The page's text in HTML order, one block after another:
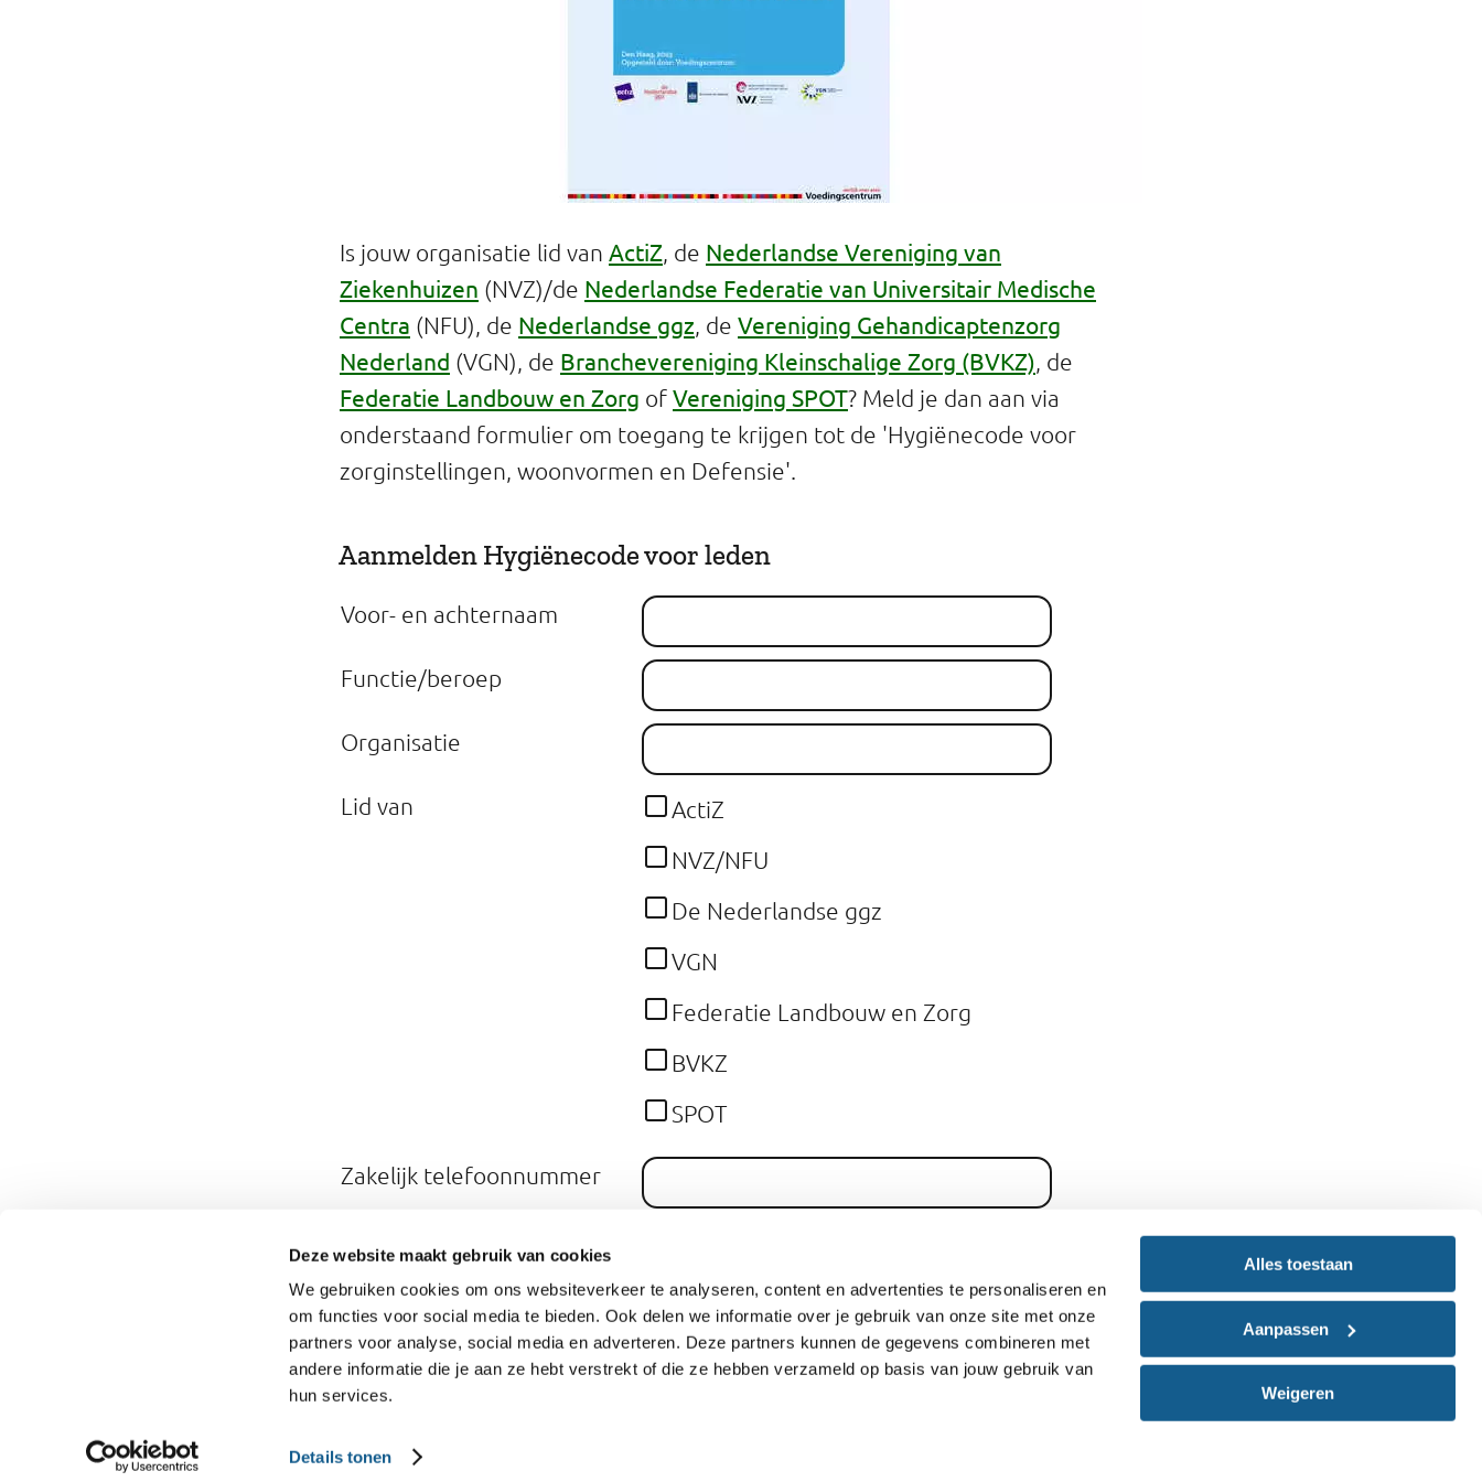
Deze website maakt gebruik van cookies
We gebruiken cookies om ons websiteverkeer te analyseren, content en advertenties te personaliseren en
om functies voor social media te bieden. Ook delen we informatie over je gebruik van onze site met onze
partners voor analyse, social media en adverteren. Deze partners kunnen de gegevens combineren met
andere informatie die je aan ze hebt verstrekt of die ze hebben verzameld op basis van jouw gebruik van
hun services.
Details tonen
Alles toestaan
Aanpassen
Weigeren
Is jouw organisatie lid van ActiZ, de Nederlandse Vereniging van
Ziekenhuizen (NVZ)/de Nederlandse Federatie van Universitair Medische
Centra (NFU), de Nederlandse ggz, de Vereniging Gehandicaptenzorg
Nederland (VGN), de Branchevereniging Kleinschalige Zorg (BVKZ), de
Federatie Landbouw en Zorg of Vereniging SPOT? Meld je dan aan via
onderstaand formulier om toegang te krijgen tot de 'Hygiënecode voor
zorginstellingen, woonvormen en Defensie'.
Aanmelden Hygiënecode voor leden
Voor- en achternaam
Functie/beroep
Organisatie
Lid van
ActiZ
NVZ/NFU
De Nederlandse ggz
VGN
Federatie Landbouw en Zorg
BVKZ
SPOT
Zakelijk telefoonnummer
Verstuur